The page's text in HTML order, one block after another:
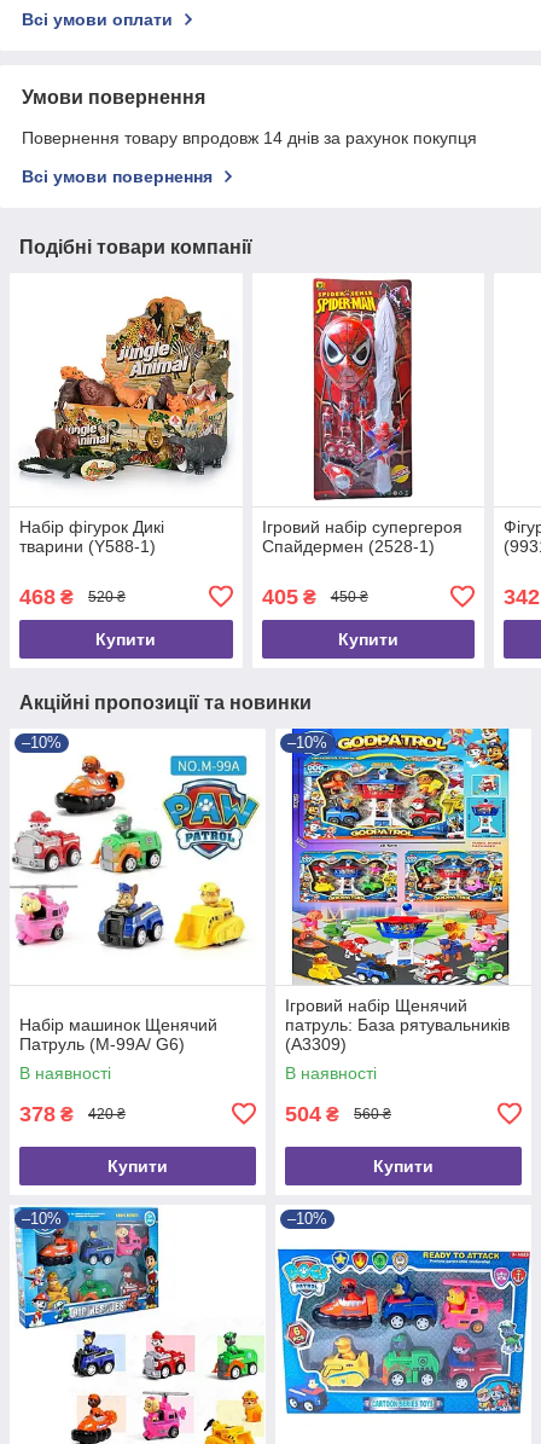
Всі умови оплати
Умови повернення
Повернення товару впродовж 14 днів за рахунок покупця
Всі умови повернення
Подібні товари компанії
Набір фігурок Дикі
тварини (Y588-1)
468 ₴ 520 ₴
Купити
Ігровий набір супергероя
Спайдермен (2528-1)
405₴ 450 ₴
Купити
342
Акційні пропозиції та новинки
–10%
Набір машинок Щенячий
Патруль (M-99A/ G6)
В наявності
378 ₴ 420 ₴
Купити
–10%
Ігровий набір Щенячий
патруль: База рятувальників
(A3309)
В наявності
504 ₴ 560 ₴
Купити
–10% –10%